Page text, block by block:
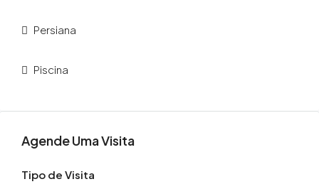
Persiana
Piscina
Agende Uma Visita
Tipo de Visita